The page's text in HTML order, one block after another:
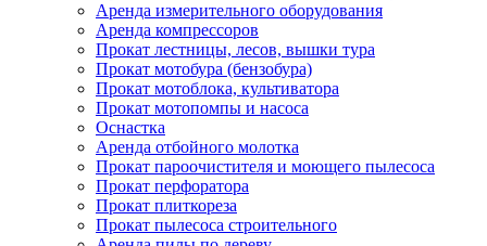
Аренда измерительного оборудования
Аренда компрессоров
Прокат лестницы, лесов, вышки тура
Прокат мотобура (бензобура)
Прокат мотоблока, культиватора
Прокат мотопомпы и насоса
Оснастка
Аренда отбойного молотка
Прокат пароочистителя и моющего пылесоса
Прокат перфоратора
Прокат плиткореза
Прокат пылесоса строительного